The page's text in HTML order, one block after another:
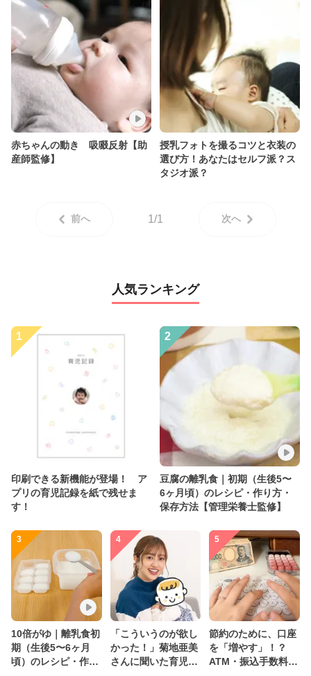
赤ちゃんの動き 吸啜反射【助
産師監修】
授乳フォトを撮るコツと衣装の
選び方！あなたはセルフ派？ス
タジオ派？
前へ 1/1 次へ
人気ランキング
1
印刷できる新機能が登場！ ア
プリの育児記録を紙で残せま
す！
2
豆腐の離乳食｜初期（生後5〜
6ヶ月頃）のレシピ・作り方・
保存方法【管理栄養士監修】
3
10倍がゆ｜離乳食初
期（生後5〜6ヶ月
頃）のレシピ・作り
4
「こういうのが欲し
かった！」菊地亜美
さんに聞いた育児
5
節約のために、口座
を「増やす」！？
ATM・振込手数料の